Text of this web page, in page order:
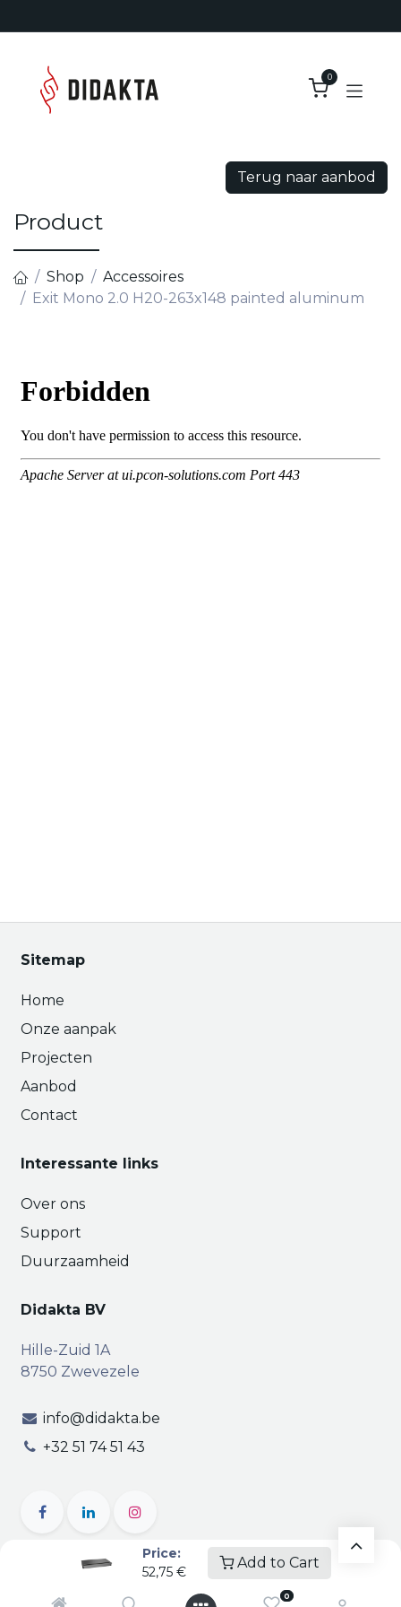
Price:
52,75€
Add to Cart
0
0
Terug naar aanbod
Product
Shop
Accessoires
Exit Mono 2.0 H20-263x148 painted aluminum
Sitemap
Home
Onze aanpak
Projecten
Aanbod
Contact
Interessante links
Over ons
Support
Duurzaamheid
Didakta BV
Hille-Zuid 1A
8750 Zwevezele
info@didakta.be
+32 51 74 51 43
Vertrouwelijkheid